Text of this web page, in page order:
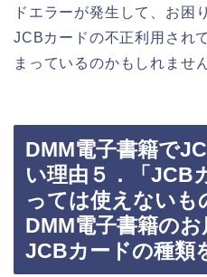
ドエラーが発生して、お困
JCBカードの不正利用され
まっているのかもしれませ
DMM電子書籍で
い理由５．「JCB
っては使えないも
DMM電子書籍の
JCBカードの種類